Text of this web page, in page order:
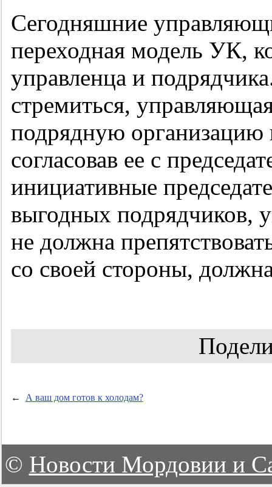
Сегодняшние
переходная модель УК,
управленца и
стремиться,
подрядную организацию
согласовав ее с
инициативные
выгодных подрядчиков,
не должна
со своей стороны,
← А ваш дом готов к холодам?
© Новости Мордовии и